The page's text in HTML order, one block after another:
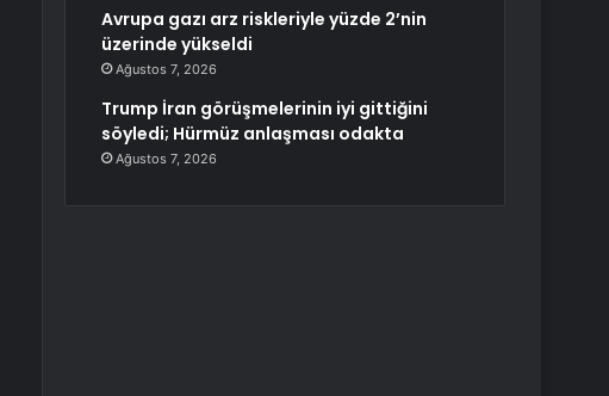
Avrupa gazı arz riskleriyle yüzde 2’nin
üzerinde yükseldi
Ağustos 7, 2026
Trump İran görüşmelerinin iyi gittiğini
söyledi; Hürmüz anlaşması odakta
Ağustos 7, 2026